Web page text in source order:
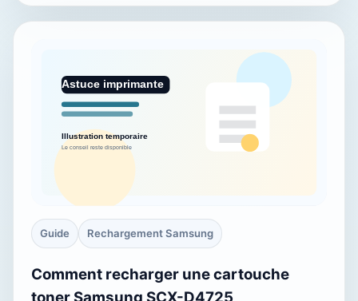
Guide Rechargement Samsung
Comment recharger une cartouche